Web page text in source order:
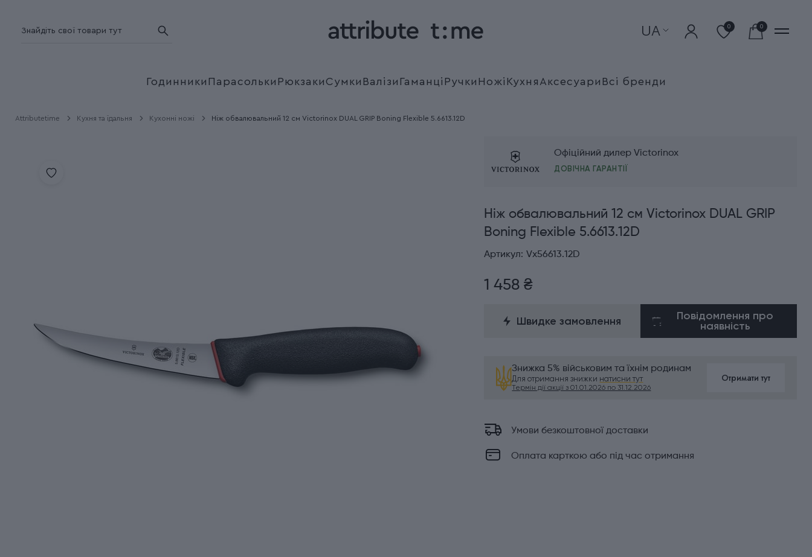
UA 0 0
Годинники Парасольки Рюкзаки Сумки Валізи Гаманці Ручки Ножі Кухня Аксесуари Всі бренди
Attributetime Кухня та їдальня Кухонні ножі Ніж обвалювальний 12 см Victorinox DUAL GRIP Boning Flexible 5.6613.12D
Офіційний дилер Victorinox
ДОВІЧНА ГАРАНТІЇ
Ніж обвалювальний 12 см Victorinox DUAL GRIP
Boning Flexible 5.6613.12D
Артикул: Vx56613.12D
1 458 ₴
Швидке замовлення Повідомлення про
наявність
Знижка 5% військовим та їхнім родинам
Для отримання знижки натисни тут
Термін дії акції з 01.01.2026 по 31.12.2026
Отримати тут
Умови безкоштовної доставки
Оплата карткою або під час отримання